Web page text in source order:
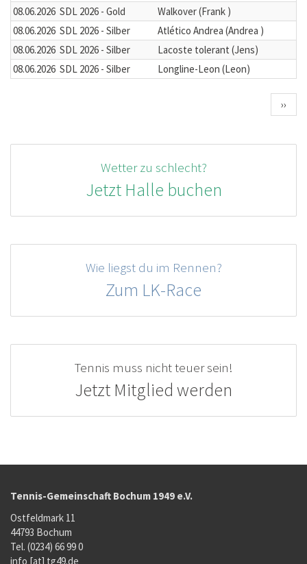
08.06.2026 SDL 2026 - Gold
Walkover (Frank )
08.06.2026 SDL 2026 - Silber
Atlético Andrea (Andrea )
08.06.2026 SDL 2026 - Silber
Lacoste tolerant (Jens)
08.06.2026 SDL 2026 - Silber Longline-Leon (Leon)
Seite
››
Wetter zu schlecht?
Jetzt Halle buchen
Wie liegst du im Rennen?
Zum LK-Race
Tennis muss nicht teuer sein!
Jetzt Mitglied werden
Tennis-Gemeinschaft Bochum 1949 e.V.
Ostfeldmark 11
44793 Bochum
Tel. (0234) 66 99 0
info [at] tg49.de